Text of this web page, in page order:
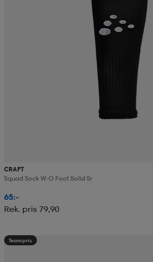
CRAFT
Squad Sock W-O Foot Solid Sr
65:-
Rek. pris 79,90
Teampris